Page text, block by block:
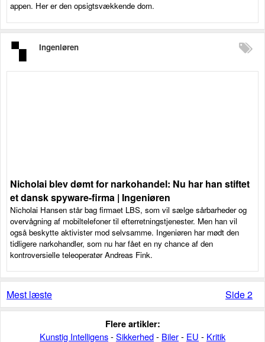
appen. Her er den opsigtsvækkende dom.
Ingeniøren
Nicholai blev dømt for narkohandel: Nu har han stiftet
et dansk spyware-firma | Ingeniøren
Nicholai Hansen står bag firmaet LBS, som vil sælge sårbarheder og
overvågning af mobiltelefoner til efterretningstjenester. Men han vil
også beskytte aktivister mod selvsamme. Ingeniøren har mødt den
tidligere narkohandler, som nu har fået en ny chance af den
kontroversielle teleoperatør Andreas Fink.
Side 2
Mest læste
Flere artikler:
Kunstig Intelligens-Sikkerhed- Biler- EU - Kritik